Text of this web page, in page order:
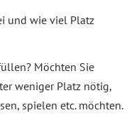
und wie viel Platz
Möchten Sie
weniger Platz nötig,
spielen etc. möchten.